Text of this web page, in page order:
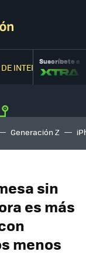
INTERNETSuscríbete a
Generación Z
sin
es más
menos